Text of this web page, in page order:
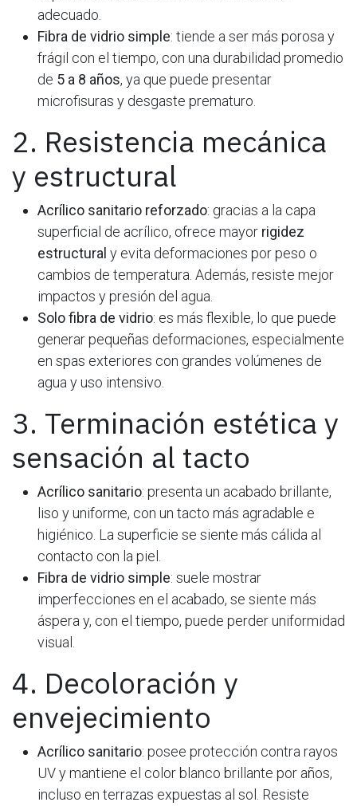
adecuado.
Fibra de vidrio simple: tiende a ser más porosa y
frágil con el tiempo, con una durabilidad promedio
de 5 a 8 años, ya que puede presentar
microfisuras y desgaste prematuro.
2. Resistencia mecánica
y estructural
Acrílico sanitario reforzado: gracias a la capa
superficial de acrílico, ofrece mayor rigidez
estructural y evita deformaciones por peso o
cambios de temperatura. Además, resiste mejor
impactos y presión del agua.
Solo fibra de vidrio: es más flexible, lo que puede
generar pequeñas deformaciones, especialmente
en spas exteriores con grandes volúmenes de
agua y uso intensivo.
3. Terminación estética y
sensación al tacto
Acrílico sanitario: presenta un acabado brillante,
liso y uniforme, con un tacto más agradable e
higiénico. La superficie se siente más cálida al
contacto con la piel.
Fibra de vidrio simple: suele mostrar
imperfecciones en el acabado, se siente más
áspera y, con el tiempo, puede perder uniformidad
visual.
4. Decoloración y
envejecimiento
Acrílico sanitario: posee protección contra rayos
UV y mantiene el color blanco brillante por años,
incluso en terrazas expuestas al sol. Resiste